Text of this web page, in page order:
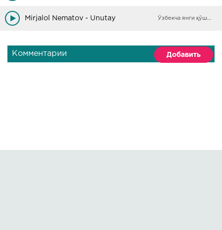
Mirjalol Nematov - Unutay Ўзбекча янги қўшиқлар
Комментарии Добавить